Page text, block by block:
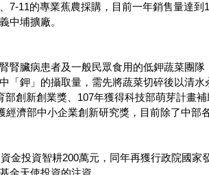
7-11的專業蕉農採購，目前一年銷售量達
中埔擴廠。
腎臟病患者及一般民眾食用的低鉀蔬菜團隊
「鉀」的攝取量，需先將蔬菜切碎後以清
創新創業獎、107年獲得科技部萌芽計畫
濟部中小企業創新研究獎，目前除了中
金投資智耕200萬元，同年再獲行政院國
金天使投資的注資。